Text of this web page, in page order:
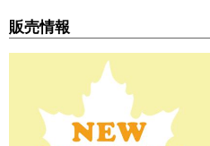
販売情報